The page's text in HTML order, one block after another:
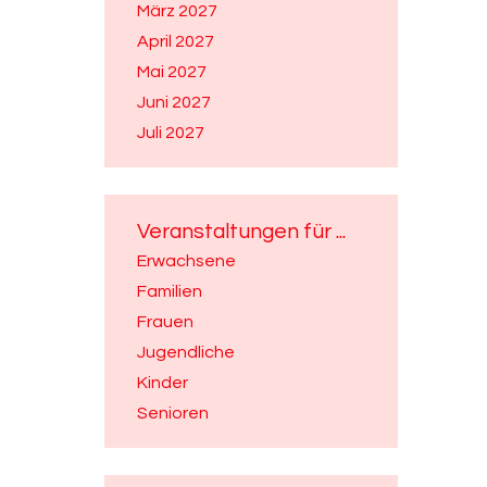
März 2027
April 2027
Mai 2027
Juni 2027
Juli 2027
Veranstaltungen für ...
Erwachsene
Familien
Frauen
Jugendliche
Kinder
Senioren